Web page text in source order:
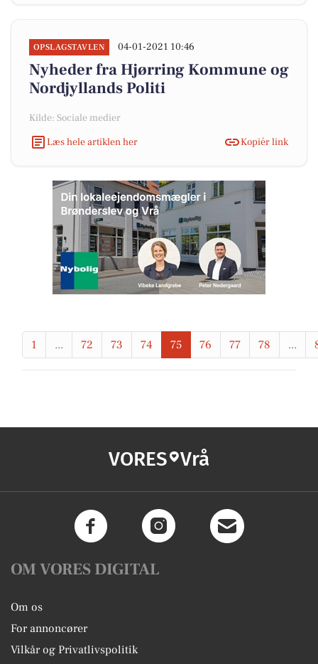
OPSLAGSTAVLEN 04-01-2021 10:46
Nyheder fra Hjørring Kommune og
Nordjyllands Politi
Kilde: Sociale medier
Læs hele artiklen her
Kopiér link
1 ... 72 73 74 75 76 77 78 ...
VORES Vrå
OM VORES DIGITAL
Om os
For annoncører
Vilkår og Privatlivspolitik